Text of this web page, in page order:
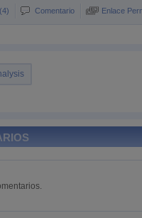
Comentario Enlace